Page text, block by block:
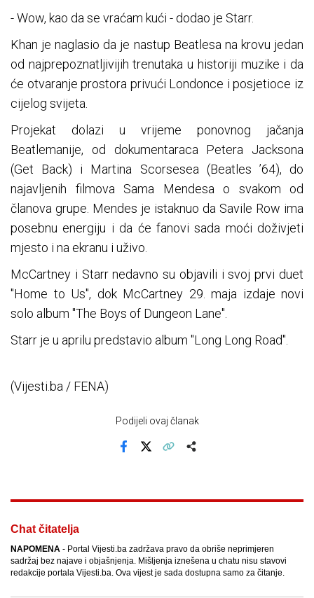
- Wow, kao da se vraćam kući - dodao je Starr.
Khan je naglasio da je nastup Beatlesa na krovu jedan
od najprepoznatljivijih trenutaka u historiji muzike i da
će otvaranje prostora privući Londonce i posjetioce iz
cijelog svijeta.
Projekat dolazi u vrijeme ponovnog jačanja
Beatlemanije, od dokumentaraca Petera Jacksona
(Get Back) i Martina Scorsesea (Beatles ’64), do
najavljenih filmova Sama Mendesa o svakom od
članova grupe. Mendes je istaknuo da Savile Row ima
posebnu energiju i da će fanovi sada moći doživjeti
mjesto i na ekranu i uživo.
McCartney i Starr nedavno su objavili i svoj prvi duet
"Home to Us", dok McCartney 29. maja izdaje novi
solo album "The Boys of Dungeon Lane".
Starr je u aprilu predstavio album "Long Long Road".
(Vijesti.ba / FENA)
Podijeli ovaj članak
Chat čitatelja
NAPOMENA - Portal Vijesti.ba zadržava pravo da obriše neprimjeren
sadržaj bez najave i objašnjenja. Mišljenja iznešena u chatu nisu stavovi
redakcije portala Vijesti.ba. Ova vijest je sada dostupna samo za čitanje.